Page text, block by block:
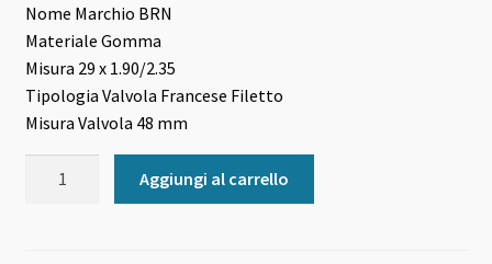
Nome Marchio BRN
Materiale Gomma
Misura 29 x 1.90/2.35
Tipologia Valvola Francese Filetto
Misura Valvola 48 mm
Aggiungi al carrello